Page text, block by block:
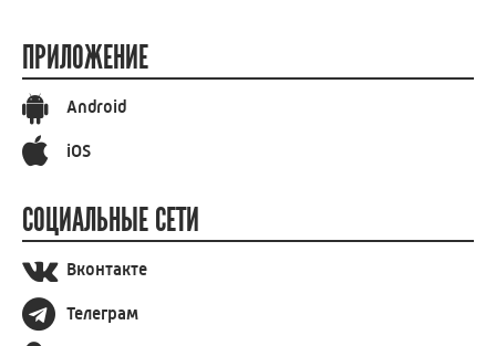
ПРИЛОЖЕНИЕ
Android
iOS
СОЦИАЛЬНЫЕ СЕТИ
Вконтакте
Телеграм